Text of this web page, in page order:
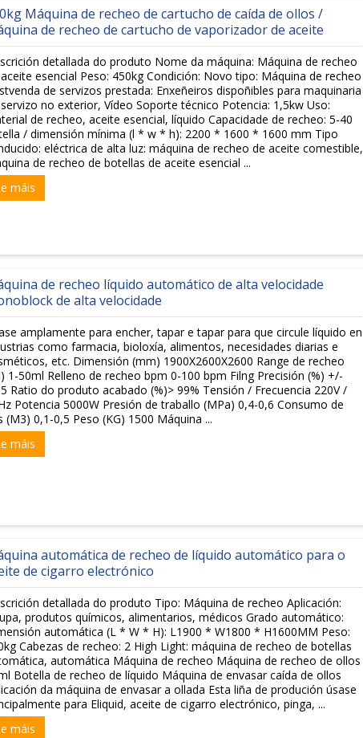
Máquina de recheo de cartucho de caída de ollos /
de recheo de cartucho de vaporizador de aceite
detallada do produto Nome da máquina: Máquina de recheo
esencial Peso: 450kg Condición: Novo tipo: Máquina de recheo
de servizos prestada: Enxeñeiros dispoñibles para maquinaria
no exterior, Vídeo Soporte técnico Potencia: 1,5kw Uso:
de recheo, aceite esencial, líquido Capacidade de recheo: 5-40
/ dimensión mínima (l * w * h): 2200 * 1600 * 1600 mm Tipo
eléctrica de alta luz: máquina de recheo de aceite comestible,
de recheo de botellas de aceite esencial ...
máis
de recheo líquido automático de alta velocidade
de alta velocidade
amplamente para encher, tapar e tapar para que circule líquido en
como farmacia, bioloxía, alimentos, necesidades diarias e
etc. Dimensión (mm) 1900X2600X2600 Range de recheo
1-50ml Relleno de recheo bpm 0-100 bpm Filng Precisión (%) +/-
Ratio do produto acabado (%)> 99% Tensión / Frecuencia 220V /
Potencia 5000W Presión de traballo (MPa) 0,4-0,6 Consumo de
(M3) 0,1-0,5 Peso (KG) 1500 Máquina ...
máis
automática de recheo de líquido automático para o
de cigarro electrónico
detallada do produto Tipo: Máquina de recheo Aplicación:
produtos químicos, alimentarios, médicos Grado automático:
automática (L * W * H): L1900 * W1800 * H1600MM Peso:
Cabezas de recheo: 2 High Light: máquina de recheo de botellas
automática Máquina de recheo Máquina de recheo de ollos
Botella de recheo de líquido Máquina de envasar caída de ollos
da máquina de envasar a ollada Esta liña de produción úsase
para Eliquid, aceite de cigarro electrónico, pinga, ...
máis